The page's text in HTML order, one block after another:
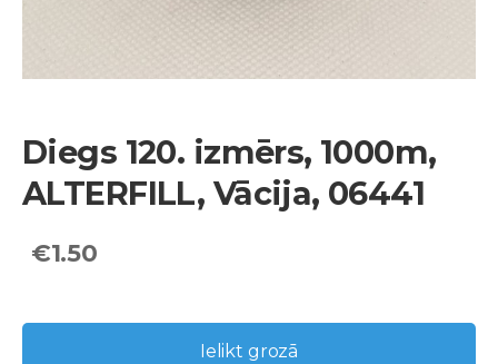
Diegs 120. izmērs, 1000m,
ALTERFILL, Vācija, 06441
€1.50
Ielikt grozā